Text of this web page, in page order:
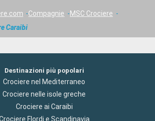
Compagnie
MSC Crociere
Caraibi
Destinazioni più popolari
Crociere nel Mediterraneo
Crociere nelle isole greche
Crociere ai Caraibi
Flordi e Scandinavia